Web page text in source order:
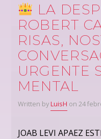
LA
ROBERT
RISAS,
URGENTE
MENTAL
Written by LuisH on 24
JOAB LEVI APAEZ